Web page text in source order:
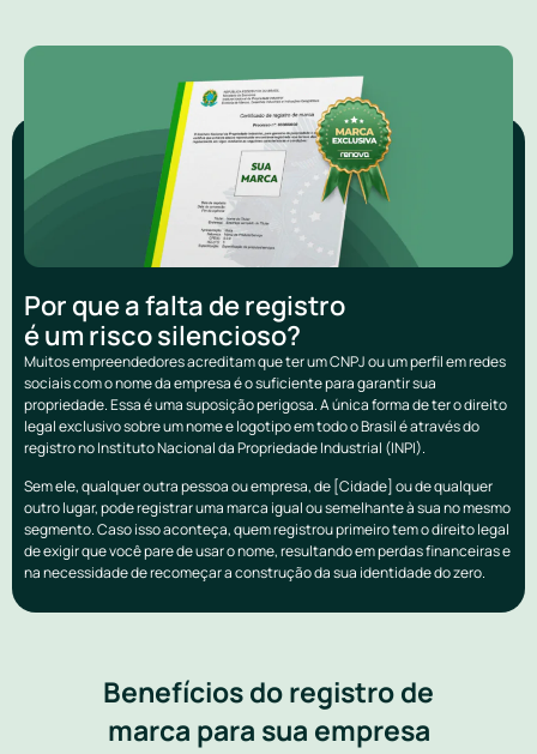
Por que a falta de registro
é um risco silencioso?
Muitos empreendedores acreditam que ter um CNPJ ou um perfil em redes
sociais com o nome da empresa é o suficiente para garantir sua
propriedade. Essa é uma suposição perigosa. A única forma de ter o direito
legal exclusivo sobre um nome e logotipo em todo o Brasil é através do
registro no Instituto Nacional da Propriedade Industrial (INPI).
Sem ele, qualquer outra pessoa ou empresa, de [Cidade] ou de qualquer
outro lugar, pode registrar uma marca igual ou semelhante à sua no mesmo
segmento. Caso isso aconteça, quem registrou primeiro tem o direito legal
de exigir que você pare de usar o nome, resultando em perdas financeiras e
na necessidade de recomeçar a construção da sua identidade do zero.
Benefícios do registro de
marca para sua empresa